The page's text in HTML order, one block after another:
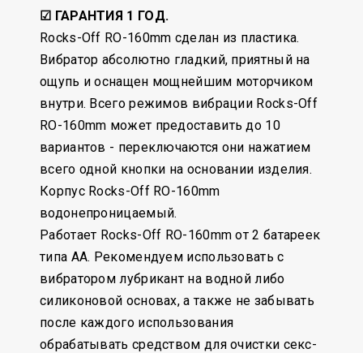
☑ ГАРАНТИЯ 1 ГОД.
Rocks-Off RO-160mm сделан из пластика.
Вибратор абсолютно гладкий, приятный на
ощупь и оснащен мощнейшим моторчиком
внутри. Всего режимов вибрации Rocks-Off
RO-160mm может предоставить до 10
вариантов - переключаются они нажатием
всего одной кнопки на основании изделия.
Корпус Rocks-Off RO-160mm
водонепроницаемый.
Работает Rocks-Off RO-160mm от 2 батареек
типа АА. Рекомендуем использовать с
вибратором лубрикант на водной либо
силиконовой основах, а также не забывать
после каждого использования
обрабатывать средством для очистки секс-